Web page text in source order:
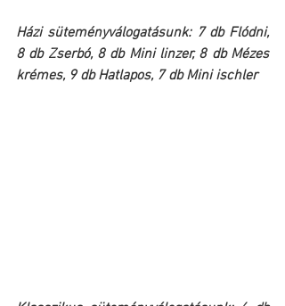
Házi süteményválogatásunk: 7 db Flódni,
8 db Zserbó, 8 db Mini linzer, 8 db Mézes
krémes, 9 db Hatlapos, 7 db Mini ischler